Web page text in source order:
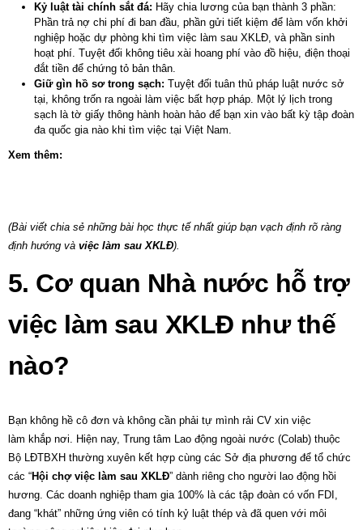
Kỷ luật tài chính sắt đá: Hãy chia lương của bạn thành 3 phần:
Phần trả nợ chi phí đi ban đầu, phần gửi tiết kiệm để làm vốn khởi
nghiệp hoặc dự phòng khi tìm việc làm sau XKLĐ, và phần sinh
hoạt phí. Tuyệt đối không tiêu xài hoang phí vào đồ hiệu, điện thoại
đắt tiền để chứng tỏ bản thân.
Giữ gìn hồ sơ trong sạch: Tuyệt đối tuân thủ pháp luật nước sở
tại, không trốn ra ngoài làm việc bất hợp pháp. Một lý lịch trong
sạch là tờ giấy thông hành hoàn hảo để bạn xin vào bất kỳ tập đoàn
đa quốc gia nào khi tìm việc tại Việt Nam.
Xem thêm:
(Bài viết chia sẻ những bài học thực tế nhất giúp bạn vạch định rõ ràng
định hướng và việc làm sau XKLĐ).
5. Cơ quan Nhà nước hỗ trợ
việc làm sau XKLĐ như thế
nào?
Bạn không hề cô đơn và không cần phải tự mình rải CV xin việc
làm khắp nơi. Hiện nay, Trung tâm Lao động ngoài nước (Colab) thuộc
Bộ LĐTBXH thường xuyên kết hợp cùng các Sở địa phương để tổ chức
các “Hội chợ việc làm sau XKLĐ” dành riêng cho người lao động hồi
hương. Các doanh nghiệp tham gia 100% là các tập đoàn có vốn FDI,
đang “khát” những ứng viên có tính kỷ luật thép và đã quen với môi